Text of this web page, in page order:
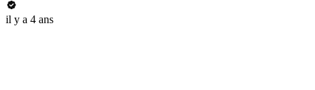
il y a 4 ans